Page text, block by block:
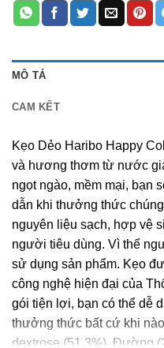
MÔ TẢ
CAM KẾT
Kẹo Dẻo Haribo Happy
và hương thơm từ nước
ngọt ngào, mềm mại, bạn
dẫn khi thưởng thức
nguyên liệu sạch, hợp vệ
người tiêu dùng. Vì thế
sử dụng sản phẩm. Kẹo
công nghệ hiện đại của
gói tiện lợi, bạn có thể dễ
thưởng thức bất cứ khi
dextrose (51,3%), Đường